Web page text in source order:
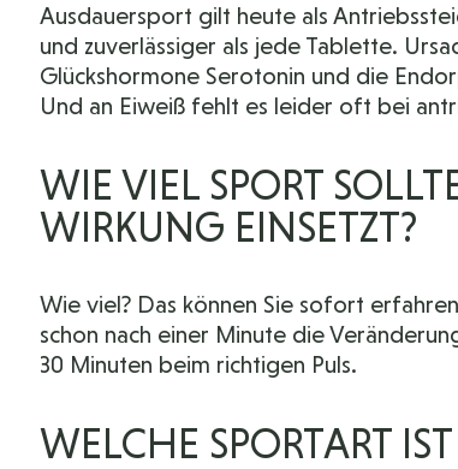
Ausdauersport gilt heute als
und zuverlässiger als jede Tablette.
Glückshormone Serotonin und die
Und an Eiweiß fehlt es leider oft bei
WIE VIEL SPORT
WIRKUNG EINSETZT?
Wie viel? Das können Sie sofort
schon nach einer Minute die
30 Minuten beim richtigen Puls.
WELCHE SPORTART